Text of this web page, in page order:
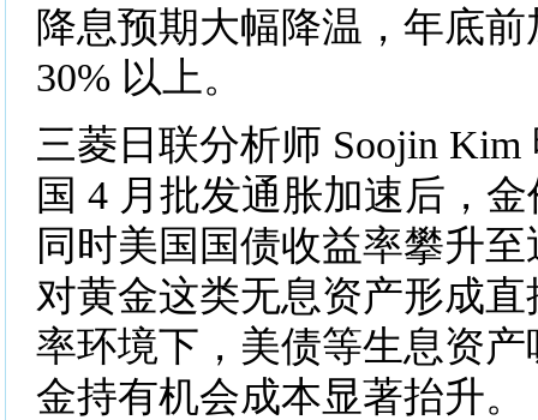
降息预期大幅降温，年底
30% 以上。
三菱日联分析师 Soojin Kim
国 4 月批发通胀加速后，
同时美国国债收益率攀升
对黄金这类无息资产形成
率环境下，美债等生息资
金持有机会成本显著抬升。